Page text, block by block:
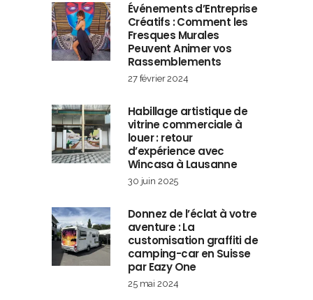
Événements d’Entreprise
Créatifs : Comment les
Fresques Murales
Peuvent Animer vos
Rassemblements
27 février 2024
Habillage artistique de
vitrine commerciale à
louer : retour
d’expérience avec
Wincasa à Lausanne
30 juin 2025
Donnez de l’éclat à votre
aventure : La
customisation graffiti de
camping-car en Suisse
par Eazy One
25 mai 2024